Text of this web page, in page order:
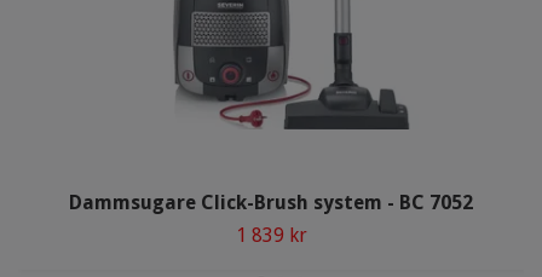
Dammsugare Click-Brush system - BC 7052
1 839 kr